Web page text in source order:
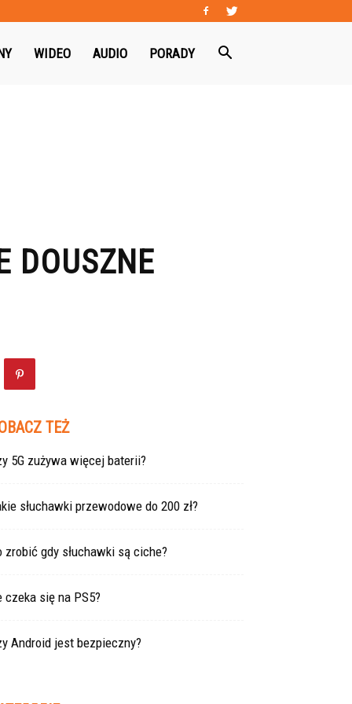
WIDEO AUDIO PORADY
DOUSZNE
TEŻ
5G zużywa więcej baterii?
słuchawki przewodowe do 200 zł?
zrobić gdy słuchawki są ciche?
czeka się na PS5?
Android jest bezpieczny?